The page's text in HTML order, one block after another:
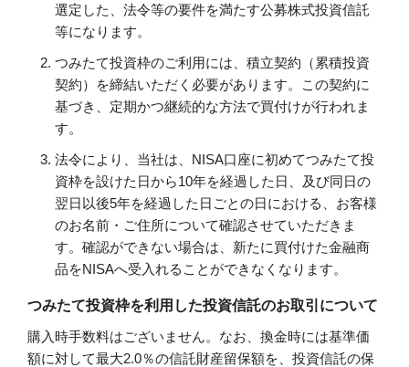
選定した、法令等の要件を満たす公募株式投資信託
等になります。
つみたて投資枠のご利用には、積立契約（累積投資
契約）を締結いただく必要があります。この契約に
基づき、定期かつ継続的な方法で買付けが行われま
す。
法令により、当社は、NISA口座に初めてつみたて投
資枠を設けた日から10年を経過した日、及び同日の
翌日以後5年を経過した日ごとの日における、お客様
のお名前・ご住所について確認させていただきま
す。確認ができない場合は、新たに買付けた金融商
品をNISAへ受入れることができなくなります。
つみたて投資枠を利用した投資信託のお取引について
購入時手数料はございません。なお、換金時には基準価
額に対して最大2.0％の信託財産留保額を、投資信託の保